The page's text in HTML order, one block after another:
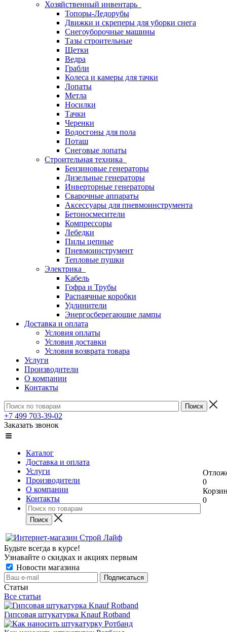
Хозяйственный инвентарь
Топоры-Ледорубы
Движки и скреперы для уборки снега
Снегоуборочные машины
Тазы строительные
Щетки
Ведра
Грабли
Колеса и камеры для тачки
Лопаты
Метла
Носилки
Тачки
Черенки
Водосгоны для пола
Поташ
Снеговые лопаты
Строительная техника
Бензиновые генераторы
Дизельные генераторы
Инверторные генераторы
Сварочные аппараты
Аксессуары для пневмоинструмента
Бетоносмесители
Компрессоры
Лебедки
Пилы цепные
Пневмоинструмент
Тепловые пушки
Электрика
Кабель
Гофра и Трубы
Распаячные коробки
Удлинители
Энергосберегающие лампы
Доставка и оплата
Условия оплаты
Условия доставки
Условия возврата товара
Услуги
Производители
О компании
Контакты
+7 499 703-39-02
Заказать звонок
Каталог
Доставка и оплата
Услуги
Производители
О компании
Контакты
0
0
Будьте всегда в курсе!
Узнавайте о скидках и акциях первым
Новости магазина
Статьи
Все статьи
Гипсовая штукатурка Knauf Rotband